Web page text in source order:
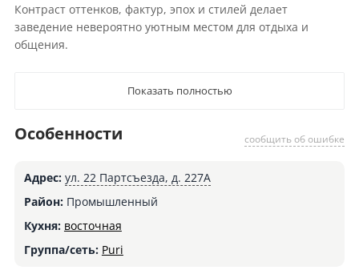
Контраст оттенков, фактур, эпох и стилей делает
заведение невероятно уютным местом для отдыха и
общения.
Показать полностью
сообщить об ошибке
Особенности
Адрес: ул. 22 Партсъезда, д. 227А
Район:Промышленный
Кухня: восточная
Группа/сеть: Puri